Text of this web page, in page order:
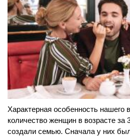
Характерная особенность
количество женщин в возрасте за
создали семью. Сначала у них